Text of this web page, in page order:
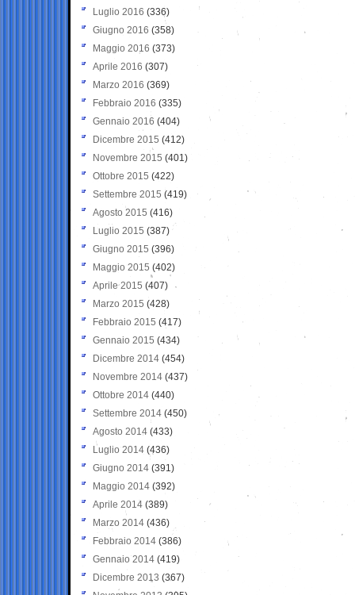
Luglio 2016 (336)
Giugno 2016 (358)
Maggio 2016 (373)
Aprile 2016 (307)
Marzo 2016 (369)
Febbraio 2016 (335)
Gennaio 2016 (404)
Dicembre 2015 (412)
Novembre 2015 (401)
Ottobre 2015 (422)
Settembre 2015 (419)
Agosto 2015 (416)
Luglio 2015 (387)
Giugno 2015 (396)
Maggio 2015 (402)
Aprile 2015 (407)
Marzo 2015 (428)
Febbraio 2015 (417)
Gennaio 2015 (434)
Dicembre 2014 (454)
Novembre 2014 (437)
Ottobre 2014 (440)
Settembre 2014 (450)
Agosto 2014 (433)
Luglio 2014 (436)
Giugno 2014 (391)
Maggio 2014 (392)
Aprile 2014 (389)
Marzo 2014 (436)
Febbraio 2014 (386)
Gennaio 2014 (419)
Dicembre 2013 (367)